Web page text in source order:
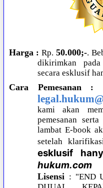
Harga : Rp. 50.000;-.
dikirimkan
secara esklusif
Cara Pemesanan :
kami akan
pemesanan
lambat E-book
setelah
esklusif
hukum.com
Lisensi : "END